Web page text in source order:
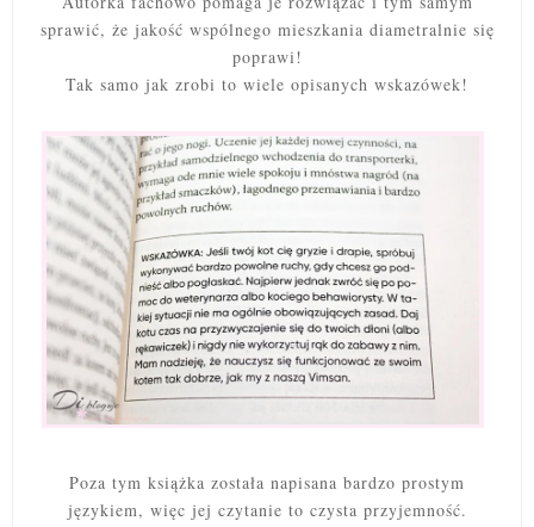
sprawić, że jakość wspólnego mieszkania diametralnie się
poprawi!
Tak samo jak zrobi to wiele opisanych wskazówek!
Poza tym książka została napisana bardzo prostym
językiem, więc jej czytanie to czysta przyjemność.